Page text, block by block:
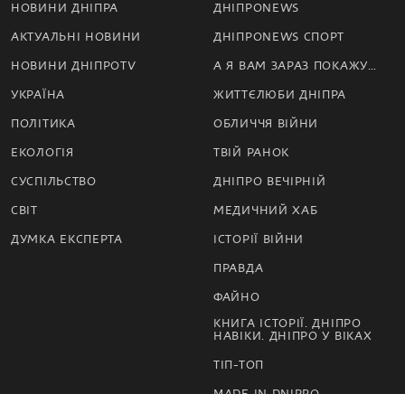
НОВИНИ ДНІПРА
АКТУАЛЬНІ НОВИНИ
НОВИНИ ДНІПРОTV
УКРАЇНА
ПОЛІТИКА
ЕКОЛОГІЯ
СУСПІЛЬСТВО
СВІТ
ДУМКА ЕКСПЕРТА
ДНІПРОNEWS
ДНІПРОNEWS СПОРТ
А Я ВАМ ЗАРАЗ ПОКАЖУ…
ЖИТТЄЛЮБИ ДНІПРА
ОБЛИЧЧЯ ВІЙНИ
ТВІЙ РАНОК
ДНІПРО ВЕЧІРНІЙ
МЕДИЧНИЙ ХАБ
ІСТОРІЇ ВІЙНИ
ПРАВДА
ФАЙНО
КНИГА ІСТОРІЇ. ДНІПРО
НАВІКИ. ДНІПРО У ВІКАХ
ТІП-ТОП